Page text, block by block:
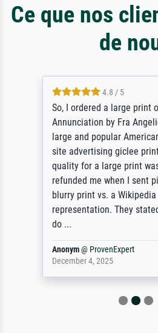
Ce que nos
de
4.8 / 5
So, I ordered a large print
Annunciation by Fra
large and popular
site advertising giclee
quality for a large print
refunded me when I sent
blurry print vs. a Wikipedia
representation. They
do ...
Anonym@ ProvenExpert
December 4, 2025